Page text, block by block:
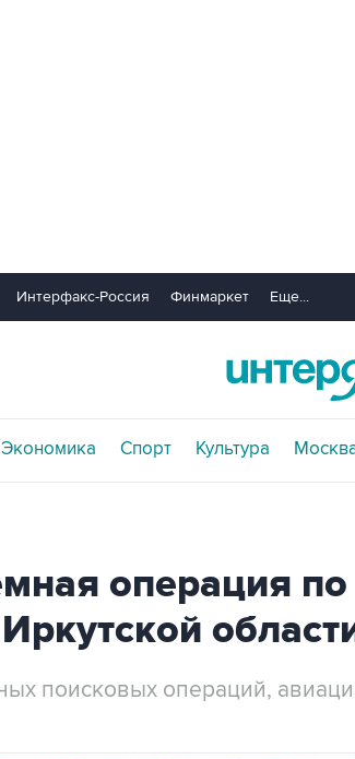
Интерфакс-Россия Финмаркет Еще...
Экономика Спорт Культура
операция по
поисковых операций,